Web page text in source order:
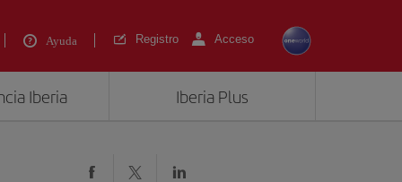
Ayuda Registro Acceso
Iberia Iberia Plus